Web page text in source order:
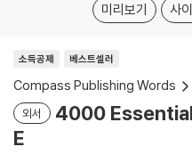
미리보기 사
소득공제 베스트셀러
Compass Publishing Words
외서
4000
E